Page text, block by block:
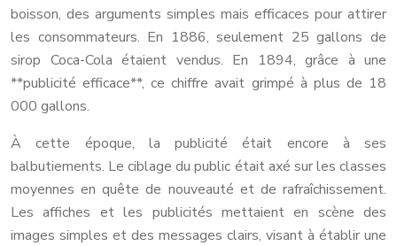
boisson, des arguments simples mais efficaces pour attirer
les consommateurs. En 1886, seulement 25 gallons de
sirop Coca-Cola étaient vendus. En 1894, grâce à une
**publicité efficace**, ce chiffre avait grimpé à plus de 18
000 gallons.
À cette époque, la publicité était encore à ses
balbutiements. Le ciblage du public était axé sur les classes
moyennes en quête de nouveauté et de rafraîchissement.
Les affiches et les publicités mettaient en scène des
images simples et des messages clairs, visant à établir une